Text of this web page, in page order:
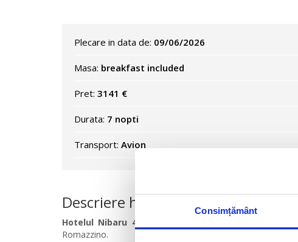
Consimțământ
Plecare in data de: 09/06/2026
Masa: breakfast included
Pret: 3141 €
Durata: 7 nopti
Transport: Avion
Descriere hotel
Hotelul Nibaru 4*
Romazzino.